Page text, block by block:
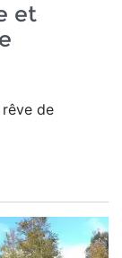
et
de